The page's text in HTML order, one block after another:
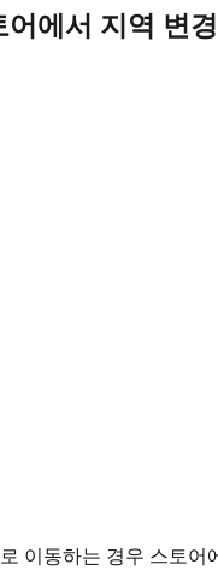
에서 지역 변경
이동하는 경우 스토